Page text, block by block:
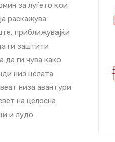
за луѓето кои
раскажува
приближувајќи
ги заштити
да ги чува како
низ целата
низа авантури
на целосна
и лудо